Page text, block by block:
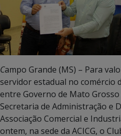
Campo Grande (MS) – Para
servidor estadual no comércio
entre Governo de Mato Grosso
Secretaria de Administração e
Associação Comercial e
ontem, na sede da ACICG, o